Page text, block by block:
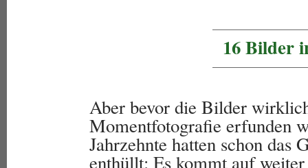
16 Bilder
Aber bevor die Bilder
Momentfotografie erfunden
Jahrzehnte hatten schon das
enthüllt: Es kommt auf